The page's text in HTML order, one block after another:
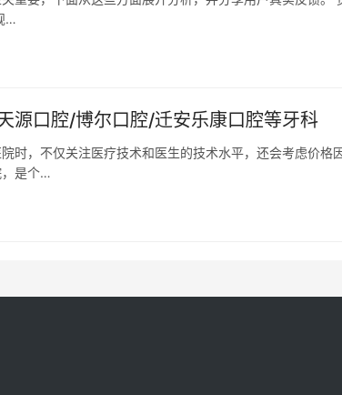
…
源口腔/博尔口腔/迁安乐康口腔等牙科
时，不仅关注医疗技术和医生的技术水平，还会考虑价格
，是个…